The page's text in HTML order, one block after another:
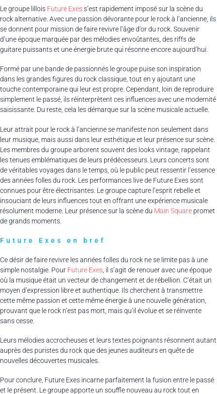
Le groupe lillois Future Exess’est rapidement imposé sur la scène du
rock alternative. Avec une passion dévorante pour le rock à l’ancienne, ils
se donnent pour mission de faire revivre l’âge d’or du rock. Souvenir
d’une époque marquée par des mélodies envoûtantes, des riffs de
guitare puissants et une énergie brute qui résonne encore aujourd’hui.
Formé par une bande de passionnés le groupe puise son inspiration
dans les grandes figures du rock classique, tout en y ajoutant une
touche contemporaine qui leur est propre. Cependant, loin de reproduire
simplement le passé, ils réinterprètent ces influences avec une modernité
saisissante. Du reste, cela les démarque sur la scène musicale actuelle.
Leur attrait pour le rock à l’ancienne se manifeste non seulement dans
leur musique, mais aussi dans leur esthétique et leur présence sur scène.
Les membres du groupe arborent souvent des looks vintage, rappelant
les tenues emblématiques de leurs prédécesseurs. Leurs concerts sont
de véritables voyages dans le temps, où le public peut ressentir l’essence
des années folles du rock. Les performances live de Future Exes sont
connues pour être électrisantes. Le groupe capture l’esprit rebelle et
insouciant de leurs influences tout en offrant une expérience musicale
résolument moderne. Leur présence sur la scène du Main Square promet
de grands moments.
Future Exes en bref
Ce désir de faire revivre les années folles du rock ne se limite pas à une
simple nostalgie. Pour Future Exes , il s’agit de renouer avec une époque
où la musique était un vecteur de changement et de rébellion. C’était un
moyen d’expression libre et authentique. Ils cherchent à transmettre
cette même passion et cette même énergie à une nouvelle génération,
prouvant que le rock n’est pas mort, mais qu’il évolue et se réinvente
sans cesse.
Leurs mélodies accrocheuses et leurs textes poignants résonnent autant
auprès des puristes du rock que des jeunes auditeurs en quête de
nouvelles découvertes musicales.
Pour conclure, Future Exes incarne parfaitement la fusion entre le passé
et le présent. Le groupe apporte un souffle nouveau au rock tout en